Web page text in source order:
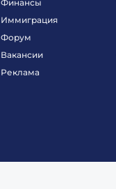
Финансы
Иммиграция
Форум
Вакансии
Реклама